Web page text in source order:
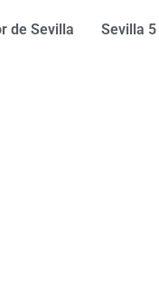
de Sevilla Sevilla